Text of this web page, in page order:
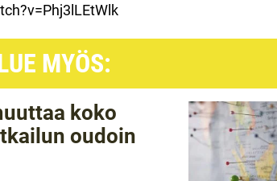
MYÖS:
koko
oudoin